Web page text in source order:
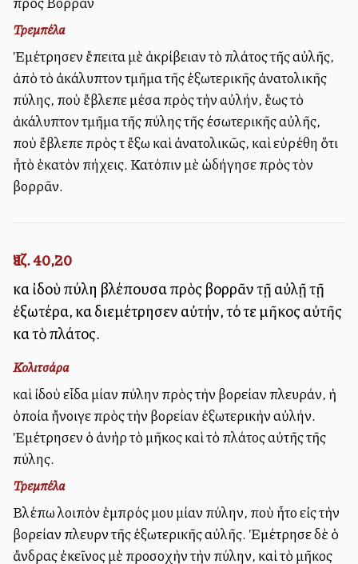
Τρεμπέλα
Ἐμέτρησεν ἔπειτα μὲ ἀκρίβειαν τὸ πλάτος τῆς αὐλῆς,
ἀπὸ τὸ ἀκάλυπτον τμῆμα τῆς ἐξωτερικῆς ἀνατολικῆς
πύλης, ποὺ ἔβλεπε μέσα πρὸς τὴν αὐλήν, ἕως τὸ
ἀκάλυπτον τμῆμα τῆς πύλης τῆς έσωτερικῆς αὐλῆς,
ποὺ ἔβλεπε πρὸς τὰ ἔξω καὶ ἀνατολικῶς, καὶ εὑρέθη ὅτι
ἦτὸ ἑκατὸν πήχεις. Κατόπιν μὲ ὡδήγησε πρὸς τὸν
βορρᾶν.
Ἰεζ. 40,20
καὶ ἰδοὺ πύλη βλέπουσα πρὸς βορρᾶν τῇ αὐλῇ τῇ
ἐξωτέρα, καὶ διεμέτρησεν αὐτήν, τό τε μῆκος αὐτῆς
καὶ τὸ πλάτος.
Κολιτσάρα
καὶ ἰδοὺ εἶδα μίαν πύλην πρὸς τὴν βορείαν πλευράν, ἡ
ὁποία ἤνοιγε πρὸς τὴν βορείαν ἐξωτερικὴν αὐλήν.
Ἐμέτρησεν ὁ ἀνὴρ τὸ μῆκος καὶ τὸ πλάτος αὐτῆς τῆς
πύλης.
Τρεμπέλα
Βλέπω λοιπὸν ἐμπρός μου μίαν πύλην, ποὺ ἦτο εἰς τὴν
βορείαν πλευρὰν τῆς ἐξωτερικῆς αὐλῆς. Ἐμέτρησε δὲ ὁ
ἄνδρας ἐκεῖνος μὲ προσοχὴν τὴν πύλην, καὶ τὸ μῆκος